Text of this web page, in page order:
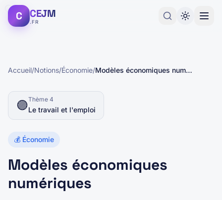
C CEJM
.FR
Accueil/Notions/Économie/ Modèles économiques numériques
🟣Thème 4
Le travail et l'emploi
💰 Économie
Modèles économiques
numériques